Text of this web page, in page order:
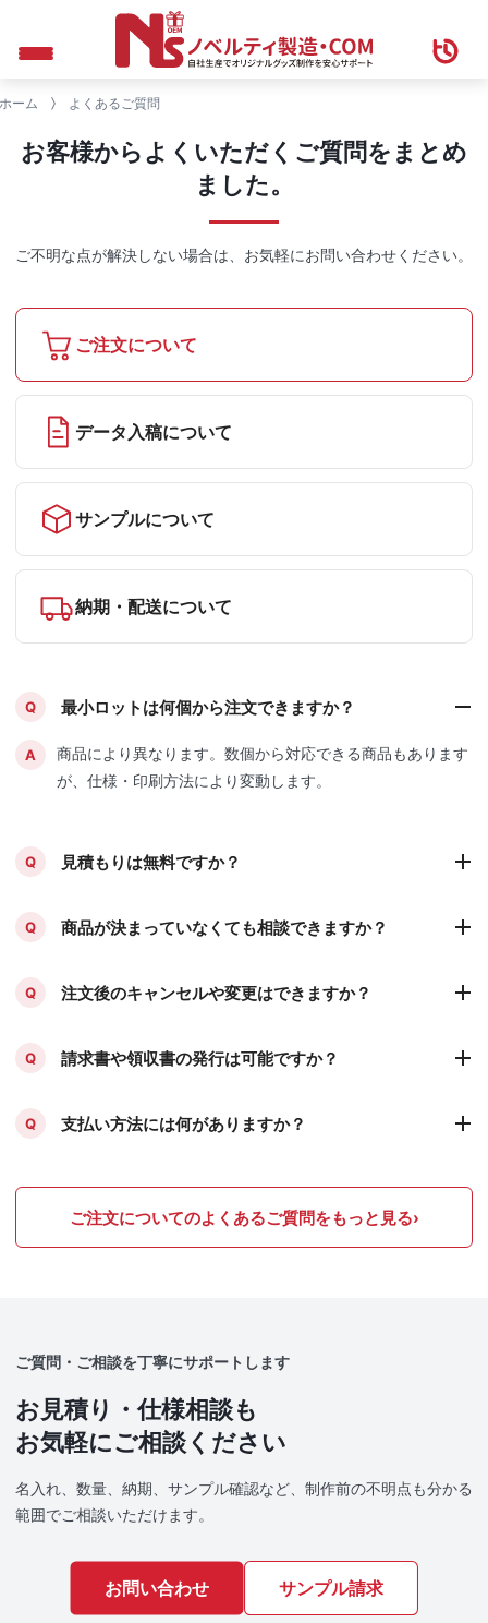
ホーム よくあるご質問
お客様からよくいただくご質問をまとめ
ました。
ご不明な点が解決しない場合は、お気軽にお問い合わせください。
ご注文について
データ入稿について
サンプルについて
納期・配送について
Q 最小ロットは何個から注文できますか？
A
商品により異なります。数個から対応できる商品もあります
が、仕様・印刷方法により変動します。
Q 見積もりは無料ですか？
Q 商品が決まっていなくても相談できますか？
Q 注文後のキャンセルや変更はできますか？
Q 請求書や領収書の発行は可能ですか？
Q 支払い方法には何がありますか？
ご注文についてのよくあるご質問をもっと見る›
ご質問・ご相談を丁寧にサポートします
お見積り・仕様相談も
お気軽にご相談ください
名入れ、数量、納期、サンプル確認など、制作前の不明点も分かる
範囲でご相談いただけます。